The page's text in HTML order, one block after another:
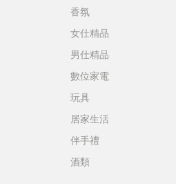
香氛
女仕精品
男仕精品
數位家電
玩具
居家生活
伴手禮
酒類